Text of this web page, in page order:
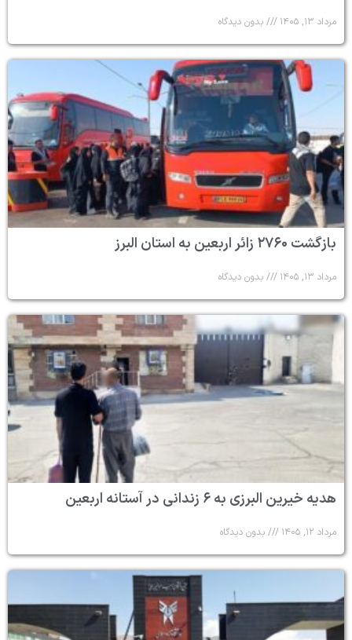
مرداد ۱۳, ۱۴۰۵ بدون دیدگاه
بازگشت ۲۷۶۰ زائر اربعین به استان البرز
مرداد ۱۳, ۱۴۰۵ بدون دیدگاه
هدیه خیرین البرزی به ۶ زندانی در آستانه اربعین
مرداد ۱۲, ۱۴۰۵ بدون دیدگاه